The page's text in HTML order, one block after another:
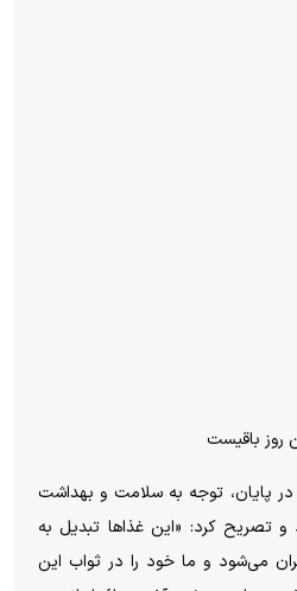
روز باقیست
در پایان، توجه به سلامت و بهداشت
و تصریح کرد: «این غذاها تبدیل به
می‌شود و ما خود را در ثواب این